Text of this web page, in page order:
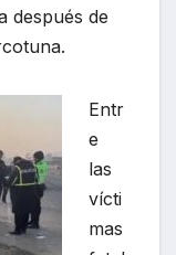
después de
Entr
e
las
vícti
mas